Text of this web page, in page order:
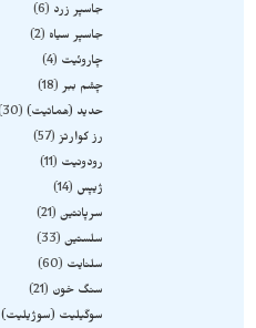
جاسپر زرد
6
جاسپر سیاه
2
چاروئیت
4
چشم ببر 18
حدید (هماتیت) 30
رز کوارتز 57
رودونیت
11
ژیپس
14
سرپانتین 21
سلستین 33
سلنایت
60
سنگ خون
21
سوگیلیت (سوژیلیت)